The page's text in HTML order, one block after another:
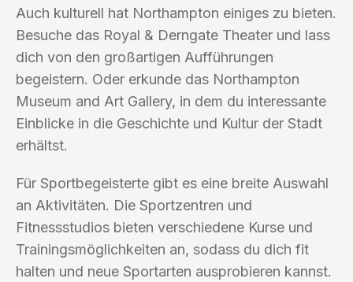
Auch kulturell hat Northampton einiges zu bieten.
Besuche das Royal & Derngate Theater und lass
dich von den großartigen Aufführungen
begeistern. Oder erkunde das Northampton
Museum and Art Gallery, in dem du interessante
Einblicke in die Geschichte und Kultur der Stadt
erhältst.
Für Sportbegeisterte gibt es eine breite Auswahl
an Aktivitäten. Die Sportzentren und
Fitnessstudios bieten verschiedene Kurse und
Trainingsmöglichkeiten an, sodass du dich fit
halten und neue Sportarten ausprobieren kannst.